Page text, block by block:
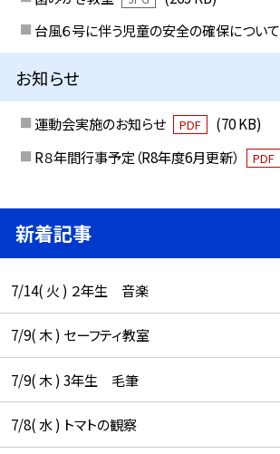
台風６号に伴う児童の安全の確保について
お知らせ
運動会実施のお知らせ PDF
(70 KB)
R８年間行事予定（R8年度6月更新）
PDF
新着記事
7/14( 火 ) ２年生 音楽
7/9( 木 ) セーフティ教室
7/9( 木 ) 3年生 毛筆
7/8( 水 ) トマトの観察